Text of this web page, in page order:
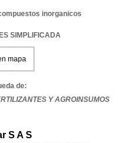
inorganicos
SIMPLIFICADA
mapa
de:
Y AGROINSUMOS
S A S